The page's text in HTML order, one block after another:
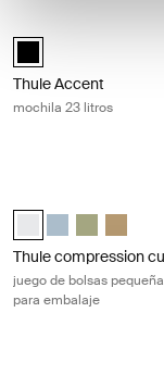
Thule Accent
Thule Accent
mochila 23 litros
Thule compression
ThuleThuleThule
Thule compression
juego de bolsas
para embalaje